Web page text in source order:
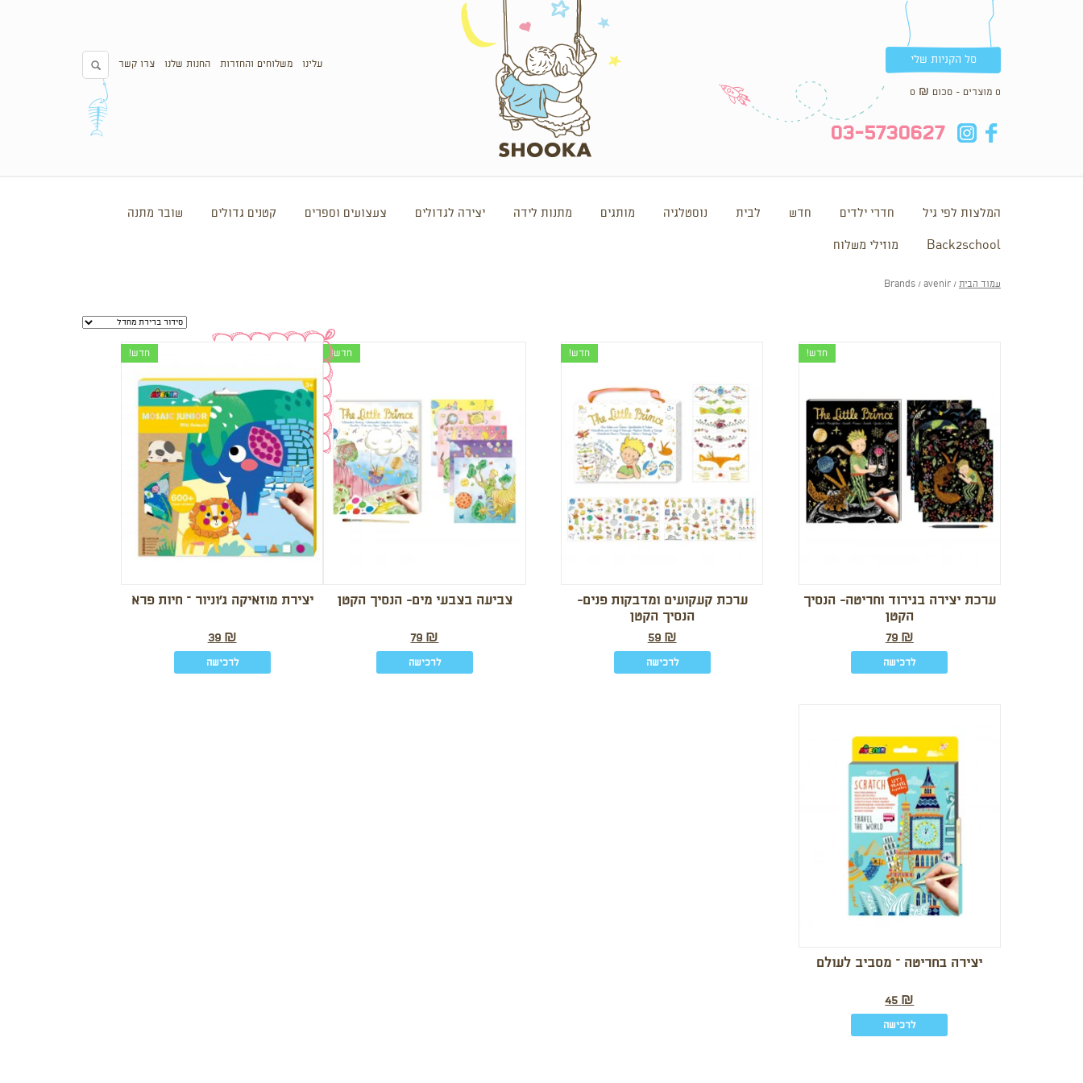
עלינו משלוחים והחזרות החנות שלנו צרו קשר סל הקניות שלי
0 מוצרים - סכום 0 ₪
fb
in
03-5730627
המלצות לפי גיל חדרי ילדים חדש לבית נוסטלגיה מותגים מתנות לידה יצירה לגדולים צעצועים וספרים קטנים גדולים
Back2school מוזילי משלוח
שובר מתנה
עמוד הבית / Brands / avenir
חדש!
ערכת יצירה בגירוד וחריטה- הנסיך
הקטן
79 ₪
לרכישה
חדש!
ערכת קעקועים ומדבקות פנים-
הנסיך הקטן
59 ₪
לרכישה
חדש!
צביעה בצבעי מים- הנסיך הקטן
79 ₪
לרכישה
חדש!
יצירת מוזאיקה ג’וניור – חיות פרא
39 ₪
לרכישה
יצירה בחריטה – מסביב לעולם
45 ₪
לרכישה